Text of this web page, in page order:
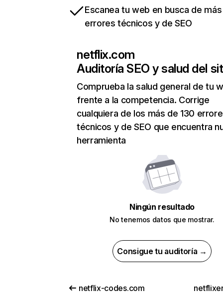
Escanea tu web en busca de
errores técnicos y de SEO
netflix.com
Auditoría SEO y salud del
Comprueba la salud general de tu
frente a la competencia. Corrige
cualquiera de los más de 130
técnicos y de SEO que encuentra
herramienta
Ningún resultado
No tenemos datos que mostrar.
Consigue tu auditoría →
netflix-codes.com